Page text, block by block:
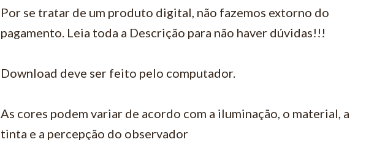
Por se tratar de um produto digital, não fazemos extorno do
pagamento. Leia toda a Descrição para não haver dúvidas!!!
Download deve ser feito pelo computador.
As cores podem variar de acordo com a iluminação, o material, a
tinta e a percepção do observador